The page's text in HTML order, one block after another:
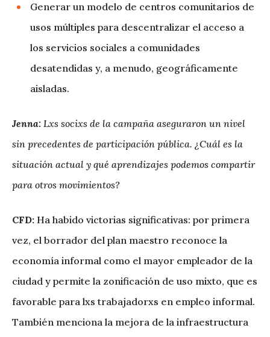
Generar un modelo de centros comunitarios de
usos múltiples para descentralizar el acceso a
los servicios sociales a comunidades
desatendidas y, a menudo, geográficamente
aisladas.
Jenna: Lxs socixs de la campaña aseguraron un nivel
sin precedentes de participación pública. ¿Cuál es la
situación actual y qué aprendizajes podemos compartir
para otros movimientos?
CFD: Ha habido victorias significativas: por primera
vez, el borrador del plan maestro reconoce la
economía informal como el mayor empleador de la
ciudad y permite la zonificación de uso mixto, que es
favorable para lxs trabajadorxs en empleo informal.
También menciona la mejora de la infraestructura